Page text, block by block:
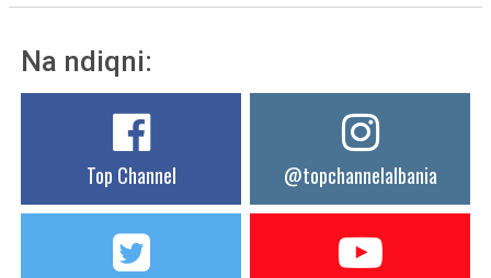
Na ndiqni:
Top Channel @topchannelalbania